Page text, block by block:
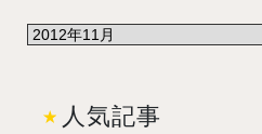
人気記事